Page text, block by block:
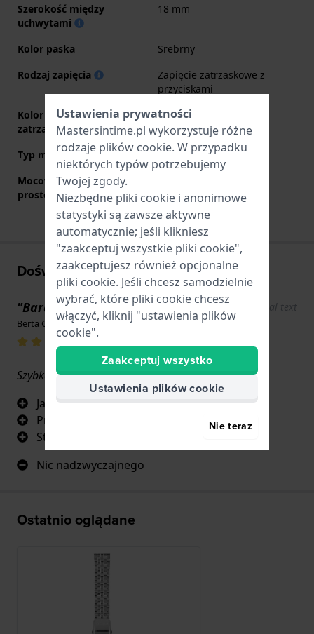
Szerokość między
uchwytami
18 mm
Kolor paska
Srebrny
Rodzaj zapięcia
Zapięcie zatrzaskowe z
przyciskami
Kolor zapięcia
zatrzaskowego
Srebrny
Typ mocowania
Kołki sprężyste
Mocowanie za pomocą
prostego bolca
Doświadczenia użytkowników
"Bardzo dobra jakość" Show original text
Berta Girame · 17 czerwca 2022
Szybka dostawa i wszystko w porządku
Jakość
Projekt
Styl vintage
Nic nadzwyczajnego
Ostatnio oglądane
Ustawienia prywatności
Mastersintime.pl wykorzystuje różne
rodzaje plików cookie. W przypadku
niektórych typów potrzebujemy
Twojej zgody.
Niezbędne pliki cookie i anonimowe
statystyki są zawsze aktywne
automatycznie; jeśli klikniesz
"zaakceptuj wszystkie pliki cookie",
zaakceptujesz również opcjonalne
pliki cookie. Jeśli chcesz samodzielnie
wybrać, które pliki cookie chcesz
włączyć, kliknij "ustawienia plików
cookie".
Zaakceptuj wszystko
Ustawienia plików cookie
Nie teraz